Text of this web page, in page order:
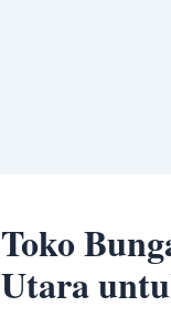
Toko
Utara